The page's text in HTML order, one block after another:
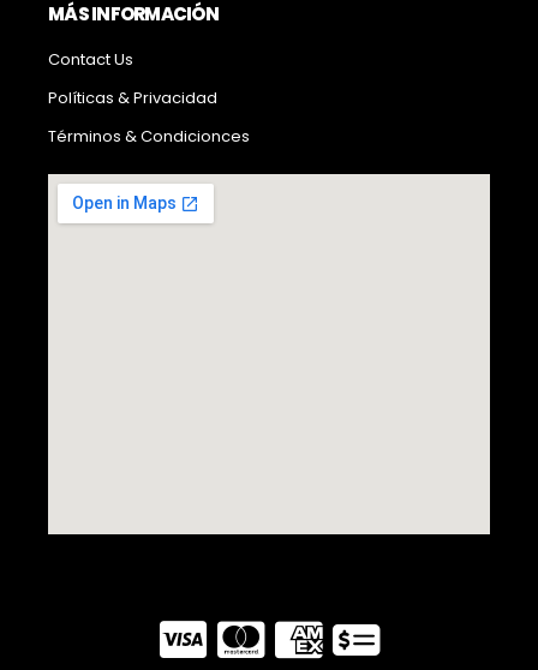
MÁS INFORMACIÓN
Contact Us
Políticas & Privacidad
Términos & Condicionces